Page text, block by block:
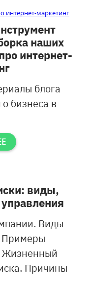
наших
интернет-
блога
бизнеса в
виды,
Виды
Примеры
Жизненный
Причины